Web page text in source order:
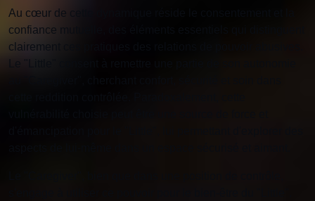
Au cœur de cette dynamique réside le consentement et la
confiance mutuelle, des éléments essentiels qui distinguent
clairement ces pratiques des relations de pouvoir abusives.